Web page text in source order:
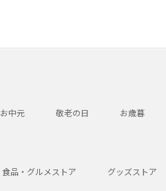
お中元 敬老の日 お歳暮
食品・グルメストア グッズストア